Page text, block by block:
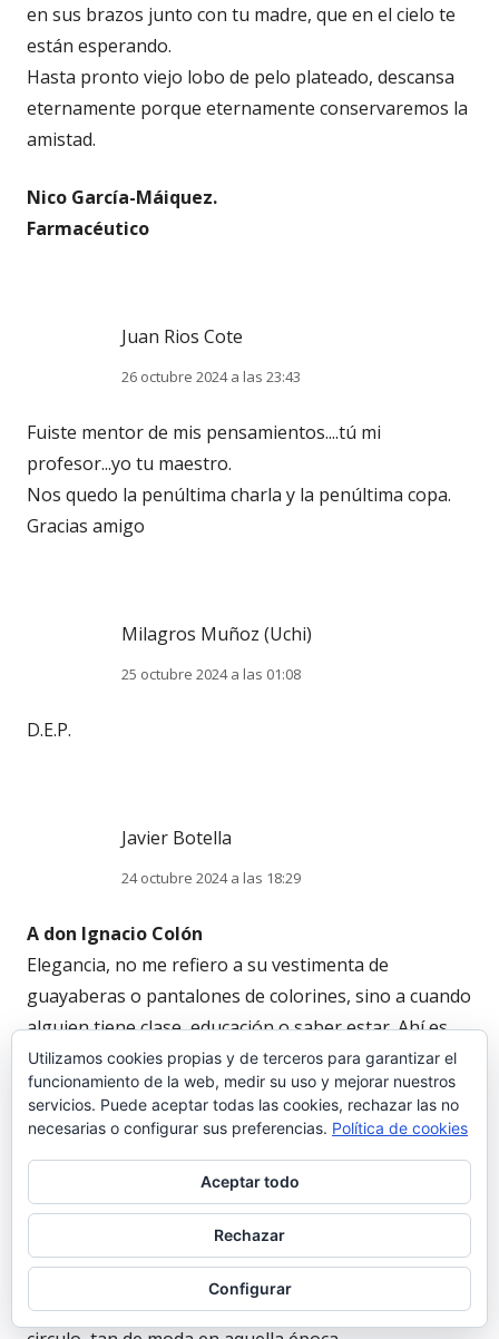
en sus brazos junto con tu madre, que en el cielo te
están esperando.
Hasta pronto viejo lobo de pelo plateado, descansa
eternamente porque eternamente conservaremos la
amistad.
Nico García-Máiquez.
Farmacéutico
Juan Rios Cote
26 octubre 2024 a las 23:43
Fuiste mentor de mis pensamientos....tú mi
profesor...yo tu maestro.
Nos quedo la penúltima charla y la penúltima copa.
Gracias amigo
Milagros Muñoz (Uchi)
25 octubre 2024 a las 01:08
D.E.P.
Javier Botella
24 octubre 2024 a las 18:29
A don Ignacio Colón
Elegancia, no me refiero a su vestimenta de
guayaberas o pantalones de colorines, sino a cuando
alguien tiene clase, educación o saber estar. Ahí es
cuando mi amigo Don Ignacio Colón, transmitía y
hacía gala de su elegancia.
Lo conocí en 2015 durante un debate celebrado en el
ese mismo año, él se presentaba con Queremos El
Puerto, una propuesta que yo denominaría de
minimalista y astuta, jugando como muchos en la
época con el efecto Podemos, incluso llegando a usar
como logo una Q muy redondita a forma casi de
Utilizamos cookies propias y de terceros para garantizar el
funcionamiento de la web, medir su uso y mejorar nuestros
servicios. Puede aceptar todas las cookies, rechazar las no
necesarias o configurar sus preferencias. Política de cookies
Aceptar todo
Rechazar
Configurar